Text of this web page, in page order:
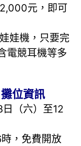
元，即可
娃機，只要完
電競耳機等多
位資訊
（六）至12
，免費開放